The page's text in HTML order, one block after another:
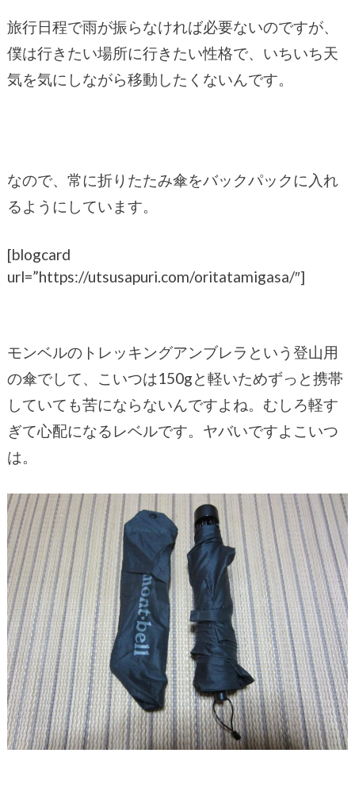
旅行日程で雨が振らなければ必要ないのですが、
僕は行きたい場所に行きたい性格で、いちいち天
気を気にしながら移動したくないんです。
なので、常に折りたたみ傘をバックパックに入れ
るようにしています。
[blogcard
url=”https://utsusapuri.com/oritatamigasa/″]
モンベルのトレッキングアンブレラという登山用
の傘でして、こいつは150gと軽いためずっと携帯
していても苦にならないんですよね。むしろ軽す
ぎて心配になるレベルです。ヤバいですよこいつ
は。